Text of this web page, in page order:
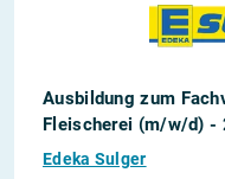
Ausbildung zum
Fleischerei (m/w/d) -
Edeka Sulger